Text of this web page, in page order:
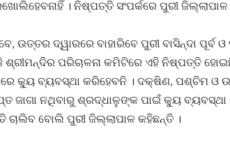
। ନିଷ୍ପତ୍ତି ସଂପର୍କରେ ପୁରୀ ଜିଲ୍ଲାପାଳ
ଉତ୍ତର ଦ୍ୱାରରେ ବାହାରିବେ ପୁରୀ ବାସିନ୍ଦା ପୂର୍ବ
ଶ୍ରୀମନ୍ଦିର ପରିଚାଳନା କମିଟିରେ ଏହି ନିଷ୍ପତ୍ତି
କ୍ୟୁ ବ୍ୟବସ୍ଥା କରିହେବନି । ଦକ୍ଷିଣ, ପଶ୍ଚିମ ଓ
ଜାଗା ନଥିବାରୁ ଶ୍ରଦ୍ଧାଳୁଙ୍କ ପାଇଁ କ୍ୟୁ ବ୍ୟବସ୍ଥା
ବୋଲି ପୁରୀ ଜିଲ୍ଲାପାଳ କହିଛନ୍ତି ।